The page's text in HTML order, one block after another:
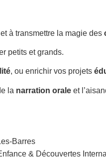
et à transmettre la magie des
petits et grands.
, ou enrichir vos projets
la narration orale et
& Découvertes